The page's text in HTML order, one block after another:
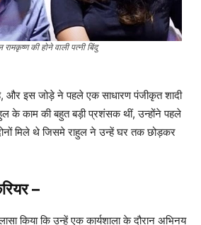
रामकृष्ण की होने वाली पत्नी बिंदु
और इस जोड़े ने पहले एक साधारण पंजीकृत शादी
के काम की बहुत बड़ी प्रशंसक थीं, उन्होंने पहले
मिले थे जिसमे राहुल ने उन्हें घर तक छोड़कर
–
किया कि उन्हें एक कार्यशाला के दौरान अभिनय